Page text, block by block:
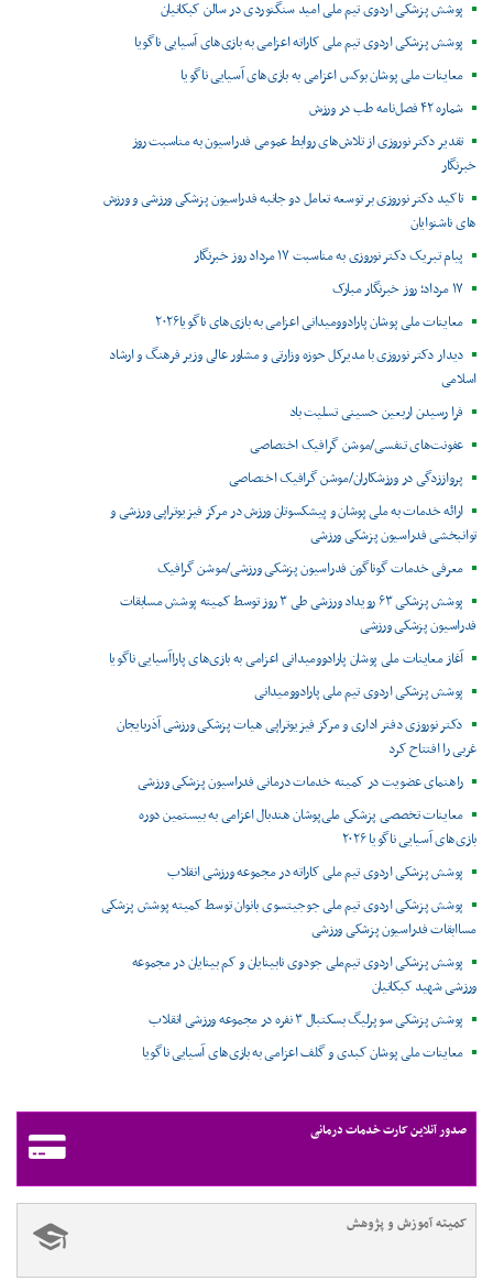
پوشش پزشکی اردوی تیم ملی امید سنگنوردی در سالن کبکانیان
پوشش پزشکی اردوی تیم ملی کاراته اعزامی به بازی‌های آسیایی ناگویا
معاینات ملی پوشان بوکس اعزامی به بازی‌های آسیایی ناگویا
شماره ۴۲ فصل‌نامه طب در ورزش
تقدیر دکتر نوروزی از تلاش‌های روابط عمومی فدراسیون به مناسبت روز
خبرنگار
تاکید دکتر نوروزی بر توسعه تعامل دو جانبه فدراسیون پزشکی ورزشی و ورزش
های ناشنوایان
پیام تبریک دکتر نوروزی به مناسبت ۱۷ مرداد روز خبرنگار
۱۷ مرداد؛ روز خبرنگار مبارک
معاینات ملی پوشان پارادوومیدانی اعزامی به بازی‌های ناگویا۲۰۲۶
دیدار دکتر نوروزی با مدیرکل حوزه وزارتی و مشاور عالی وزیر فرهنگ و ارشاد
اسلامی
فرا رسیدن اربعین حسینی تسلیت باد
عفونت‌های تنفسی/موشن گرافیک اختصاصی
پرواززدگی در ورزشکاران/موشن گرافیک اختصاصی
ارائه خدمات به ملی پوشان و پیشکسوتان ورزش در مرکز فیزیوتراپی ورزشی و
توانبخشی فدراسیون پزشکی ورزشی
معرفی خدمات گوناگون فدراسیون پزشکی ورزشی/موشن گرافیک
پوشش پزشکی ۶۳ رویداد ورزشی طی ۳ روز توسط کمیته پوشش مسابقات
فدراسیون پزشکی ورزشی
آغاز معاینات ملی پوشان پارادوومیدانی اعزامی به بازی‌های پاراآسیایی ناگویا
پوشش پزشکی اردوی تیم ملی پارادوومیدانی
دکتر نوروزی دفتر اداری و مرکز فیزیوتراپی هیات پزشکی ورزشی آذربایجان
غربی را افتتاح کرد
راهنمای عضویت در کمیته خدمات درمانی فدراسیون پزشکی ورزشی
معاینات تخصصی پزشکی ملی‌پوشان هندبال اعزامی به بیستمین دوره
بازی‌های آسیایی ناگویا ۲۰۲۶
پوشش پزشکی اردوی تیم ملی کاراته در مجموعه ورزشی انقلاب
پوشش پزشکی اردوی تیم ملی جوجیتسوی بانوان توسط کمیته پوشش پزشکی
مساابقات فدراسیون پزشکی ورزشی
پوشش پزشکی اردوی تیم‌ملی جودوی نابینایان و کم بینایان در مجموعه
ورزشی شهید کبکانیان
پوشش پزشکی سوپرلیگ بسکتبال ۳ نفره در مجموعه ورزشی انقلاب
معاینات ملی پوشان کبدی و گلف اعزامی به بازی‌های آسیایی ناگویا
صدور آنلاین کارت خدمات درمانی
کمیته آموزش و پژوهش